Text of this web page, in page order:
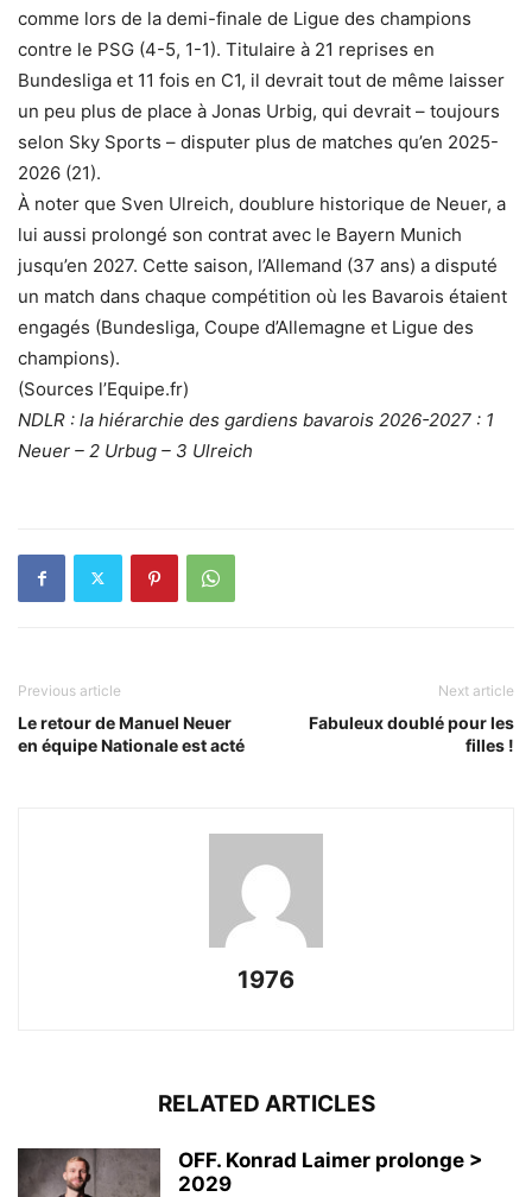
comme lors de la demi-finale de Ligue des champions
contre le PSG (4-5, 1-1). Titulaire à 21 reprises en
Bundesliga et 11 fois en C1, il devrait tout de même laisser
un peu plus de place à Jonas Urbig, qui devrait – toujours
selon Sky Sports – disputer plus de matches qu’en 2025-
2026 (21).
À noter que Sven Ulreich, doublure historique de Neuer, a
lui aussi prolongé son contrat avec le Bayern Munich
jusqu’en 2027. Cette saison, l’Allemand (37 ans) a disputé
un match dans chaque compétition où les Bavarois étaient
engagés (Bundesliga, Coupe d’Allemagne et Ligue des
champions).
(Sources l’Equipe.fr)
NDLR : la hiérarchie des gardiens bavarois 2026-2027 : 1
Neuer – 2 Urbug – 3 Ulreich
Previous article
Le retour de Manuel Neuer
en équipe Nationale est acté
Next article
Fabuleux doublé pour les
filles !
1976
RELATED ARTICLES
OFF. Konrad Laimer prolonge >
2029